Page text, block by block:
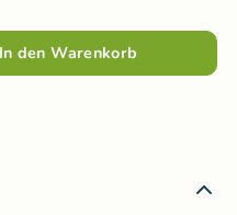
In den Warenkorb